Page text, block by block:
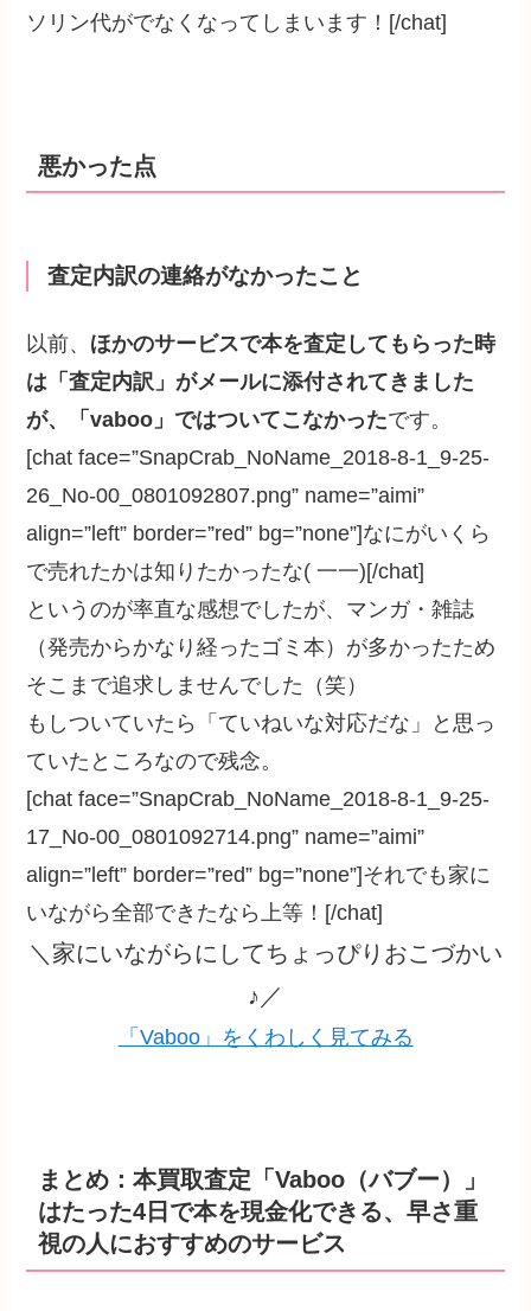
ソリン代がでなくなってしまいます！[/chat]
悪かった点
査定内訳の連絡がなかったこと
以前、 ほかのサービスで本を査定してもらった時
は「査定内訳」がメールに添付されてきました
が、「vaboo」ではついてこなかったです。
[chat face=”SnapCrab_NoName_2018-8-1_9-25-
26_No-00_0801092807.png” name=”aimi”
align=”left” border=”red” bg=”none”]なにがいくら
で売れたかは知りたかったな( 一一)[/chat]
というのが率直な感想でしたが、マンガ・雑誌
（発売からかなり経ったゴミ本）が多かったため
そこまで追求しませんでした（笑）
もしついていたら「ていねいな対応だな」と思っ
ていたところなので残念。
[chat face=”SnapCrab_NoName_2018-8-1_9-25-
17_No-00_0801092714.png” name=”aimi”
align=”left” border=”red” bg=”none”]それでも家に
いながら全部できたなら上等！[/chat]
＼家にいながらにしてちょっぴりおこづかい
♪／
「Vaboo」をくわしく見てみる
まとめ：本買取査定「Vaboo（バブー）」
はたった4日で本を現金化できる、早さ重
視の人におすすめのサービス